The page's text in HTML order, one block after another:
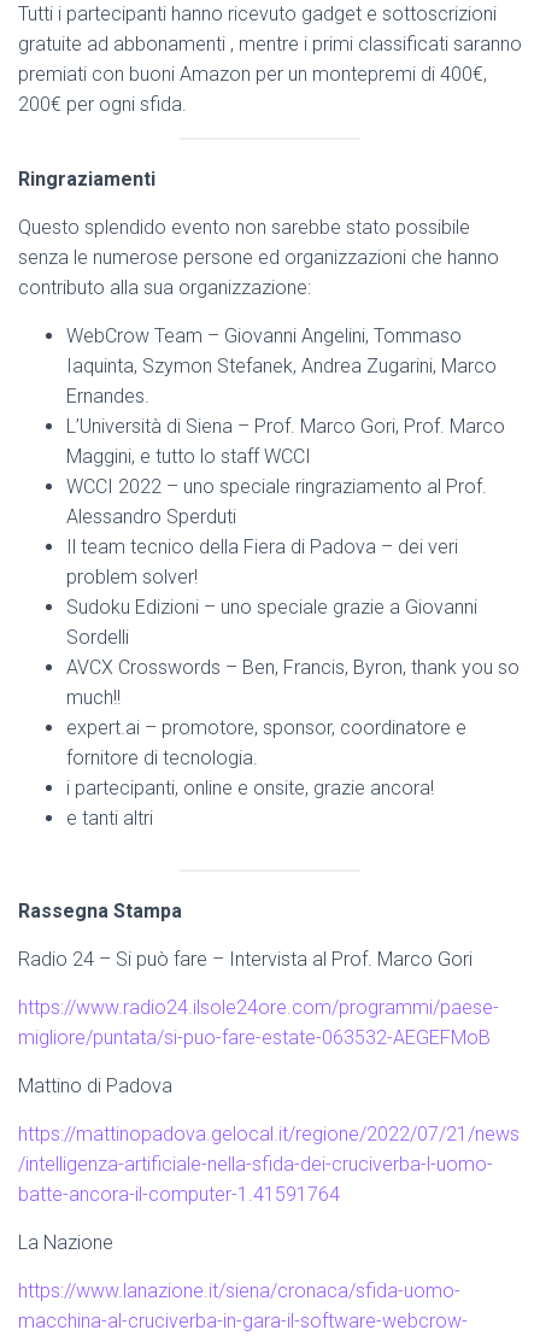
Tutti i partecipanti hanno ricevuto gadget e sottoscrizioni
gratuite ad abbonamenti , mentre i primi classificati saranno
premiati con buoni Amazon per un montepremi di 400€,
200€ per ogni sfida.
Ringraziamenti
Questo splendido evento non sarebbe stato possibile
senza le numerose persone ed organizzazioni che hanno
contributo alla sua organizzazione:
WebCrow Team – Giovanni Angelini, Tommaso
Iaquinta, Szymon Stefanek, Andrea Zugarini, Marco
Ernandes.
L’Università di Siena – Prof. Marco Gori, Prof. Marco
Maggini, e tutto lo staff WCCI
WCCI 2022 – uno speciale ringraziamento al Prof.
Alessandro Sperduti
Il team tecnico della Fiera di Padova – dei veri
problem solver!
Sudoku Edizioni – uno speciale grazie a Giovanni
Sordelli
AVCX Crosswords – Ben, Francis, Byron, thank you so
much!!
expert.ai – promotore, sponsor, coordinatore e
fornitore di tecnologia.
i partecipanti, online e onsite, grazie ancora!
e tanti altri
Rassegna Stampa
Radio 24 – Si può fare – Intervista al Prof. Marco Gori
https://www.radio24.ilsole24ore.com/programmi/paese-
migliore/puntata/si-puo-fare-estate-063532-AEGEFMoB
Mattino di Padova
https://mattinopadova.gelocal.it/regione/2022/07/21/news
/intelligenza-artificiale-nella-sfida-dei-cruciverba-l-uomo-
batte-ancora-il-computer-1.41591764
La Nazione
https://www.lanazione.it/siena/cronaca/sfida-uomo-
macchina-al-cruciverba-in-gara-il-software-webcrow-